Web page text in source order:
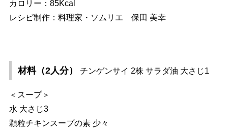
カロリー：85Kcal
レシピ制作：料理家・ソムリエ 保田 美幸
材料（2人分） チンゲンサイ 2株 サラダ油 大さじ1
＜スープ＞
水 大さじ3
顆粒チキンスープの素 少々